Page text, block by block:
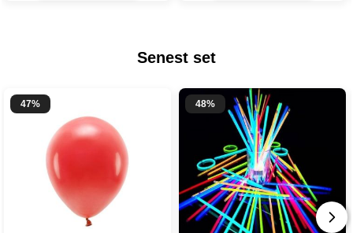
Senest set
47% 48%